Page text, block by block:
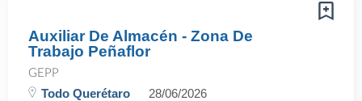
Auxiliar De Almacén - Zona De
Trabajo Peñaflor
GEPP
Todo Querétaro 28/06/2026